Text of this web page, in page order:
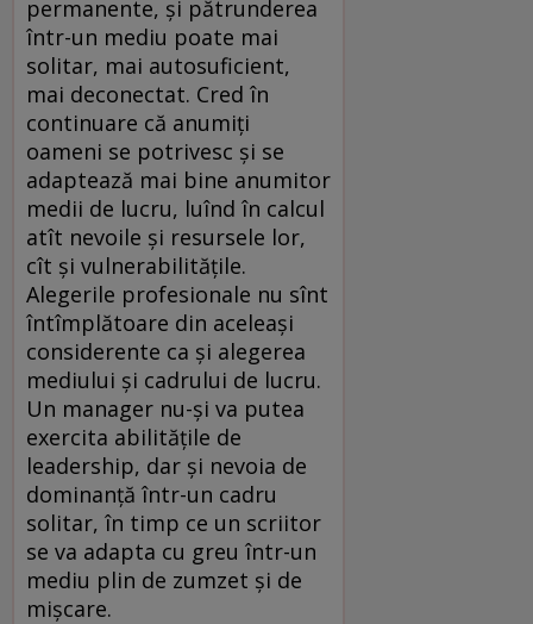
permanente, și pătrunderea
într-un mediu poate mai
solitar, mai autosuficient,
mai deconectat. Cred în
continuare că anumiți
oameni se potrivesc și se
adaptează mai bine anumitor
medii de lucru, luînd în calcul
atît nevoile și resursele lor,
cît și vulnerabilitățile.
Alegerile profesionale nu sînt
întîmplătoare din aceleași
considerente ca și alegerea
mediului și cadrului de lucru.
Un manager nu-și va putea
exercita abilitățile de
leadership, dar și nevoia de
dominanță într-un cadru
solitar, în timp ce un scriitor
se va adapta cu greu într-un
mediu plin de zumzet și de
mișcare.